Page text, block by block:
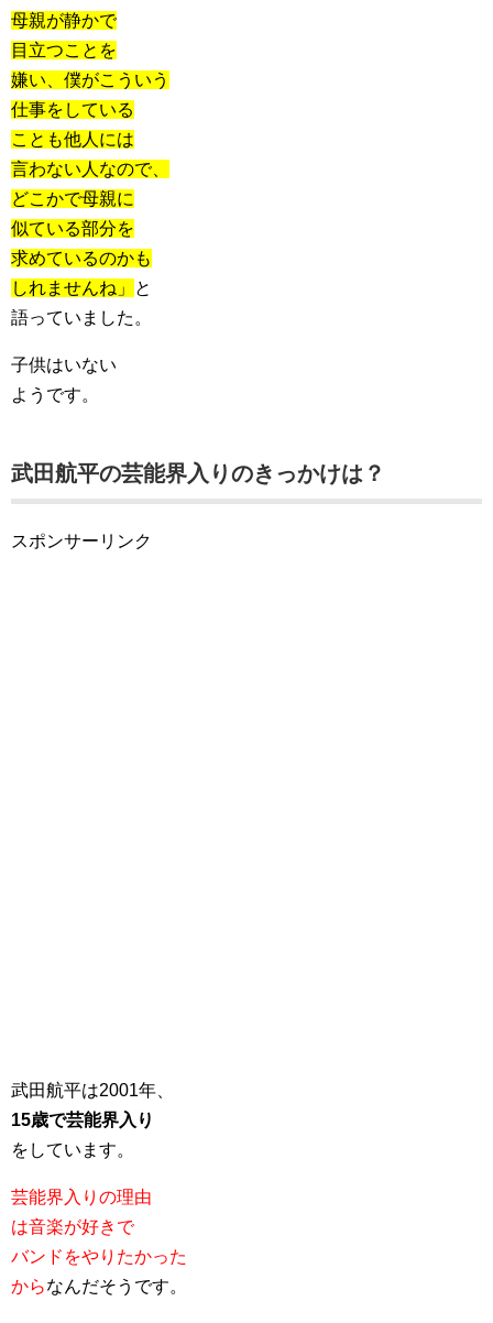
母親が静かで
目立つことを
嫌い、僕がこういう
仕事をしている
ことも他人には
言わない人なので、
どこかで母親に
似ている部分を
求めているのかも
しれませんね」
と
語っていました。
子供はいない
ようです。
武田航平の芸能界入りのきっかけは？
スポンサーリンク
武田航平は2001年、
15歳で芸能界入り
をしています。
芸能界入りの理由
は音楽が好きで
バンドをやりたかった
からなんだそうです。